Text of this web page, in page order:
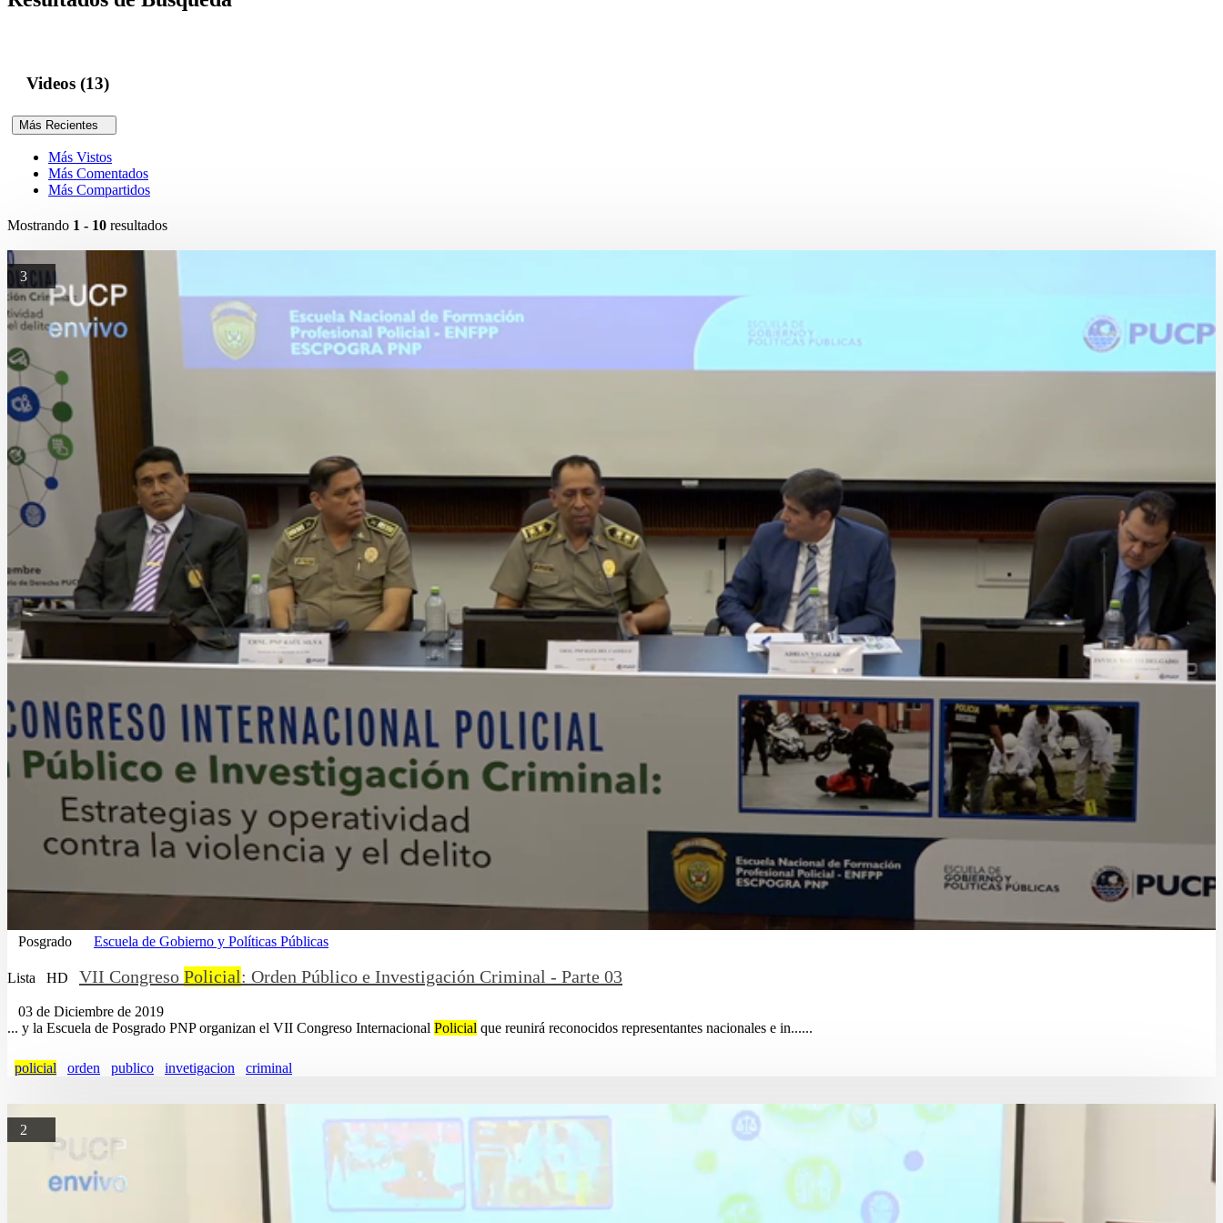
Videos (13)
Más Recientes
Más Vistos
Más Comentados
Más Compartidos
Mostrando 1 - 10 resultados
3
Posgrado Escuela de Gobierno y Políticas Públicas
Lista HD VII Congreso Policial: Orden Público e Investigación Criminal - Parte 03
03 de Diciembre de 2019
... y la Escuela de Posgrado PNP organizan el VII Congreso Internacional Policial que reunirá reconocidos representantes nacionales e in......
policial orden publico invetigacion criminal
2